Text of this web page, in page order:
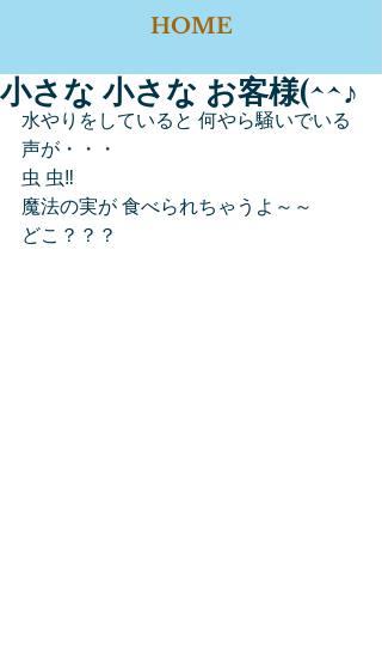
HOME
小さな 小さな お客様(^^♪
水やりをしていると 何やら騒いでいる
声が・・・
虫 虫‼
魔法の実が 食べられちゃうよ～～
どこ？？？